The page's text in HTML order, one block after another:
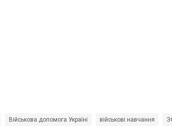
Військова допомога Україні військові навчання